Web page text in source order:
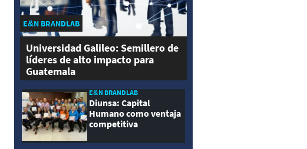
E&N BRANDLAB
Universidad Galileo: Semillero de
líderes de alto impacto para
Guatemala
E&N BRANDLAB
Diunsa: Capital
Humano como ventaja
competitiva